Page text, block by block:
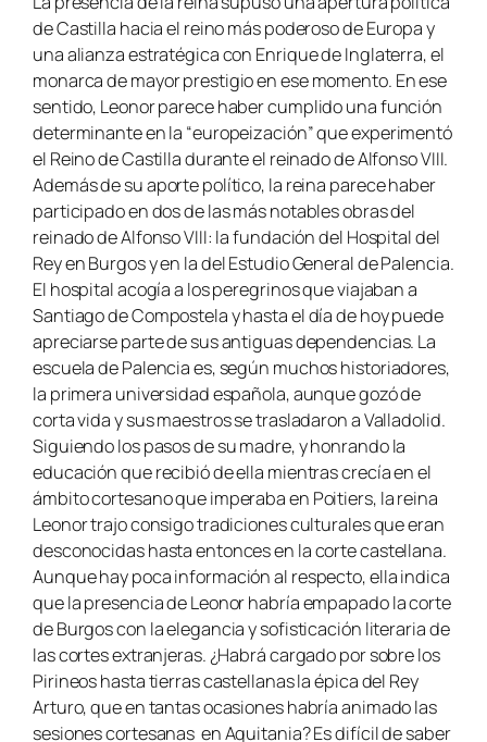
de Castilla hacia el reino más poderoso de Europa y
una alianza estratégica con Enrique de Inglaterra, el
monarca de mayor prestigio en ese momento. En ese
sentido, Leonor parece haber cumplido una función
determinante en la “europeización” que experimentó
el Reino de Castilla durante el reinado de Alfonso VIII.
Además de su aporte político, la reina parece haber
participado en dos de las más notables obras del
reinado de Alfonso VIII: la fundación del Hospital del
Rey en Burgos y en la del Estudio General de Palencia.
El hospital acogía a los peregrinos que viajaban a
Santiago de Compostela y hasta el día de hoy puede
apreciarse parte de sus antiguas dependencias. La
escuela de Palencia es, según muchos historiadores,
la primera universidad española, aunque gozó de
corta vida y sus maestros se trasladaron a Valladolid.
Siguiendo los pasos de su madre, y honrando la
educación que recibió de ella mientras crecía en el
ámbito cortesano que imperaba en Poitiers, la reina
Leonor trajo consigo tradiciones culturales que eran
desconocidas hasta entonces en la corte castellana.
Aunque hay poca información al respecto, ella indica
que la presencia de Leonor habría empapado la corte
de Burgos con la elegancia y sofisticación literaria de
las cortes extranjeras. ¿Habrá cargado por sobre los
Pirineos hasta tierras castellanas la épica del Rey
Arturo, que en tantas ocasiones habría animado las
sesiones cortesanas en Aquitania? Es difícil de saber